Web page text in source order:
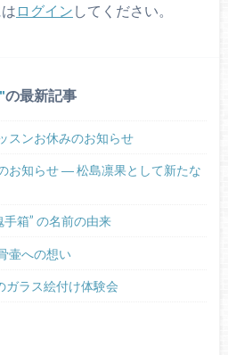
ログイン してください。
の最新記事
スンお休みのお知らせ
お知らせ ― 松島凛果として新たな
手箱” の名前の由来
壷への想い
ガラス絵付け体験会